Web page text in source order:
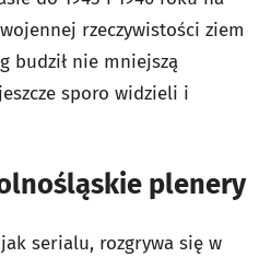
rzeczywistości ziem
budził nie mniejszą
sporo widzieli i
plenery
serialu, rozgrywa się w